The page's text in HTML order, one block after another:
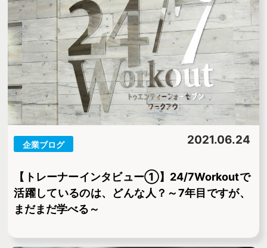
企業ブログ 2021.06.24
【トレーナーインタビュー①】24/7Workoutで
活躍しているのは、どんな人？～7年目ですが、
まだまだ学べる～